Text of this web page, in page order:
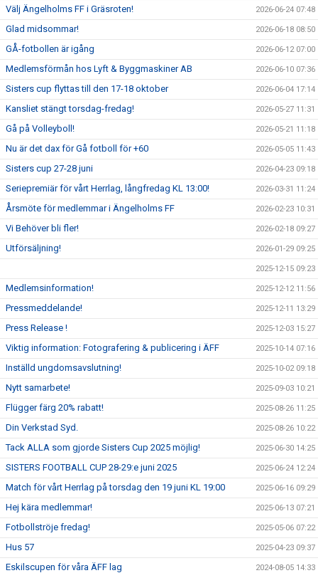
Välj Ängelholms FF i Gräsroten! 2026-06-24 07:48
Glad midsommar! 2026-06-18 08:50
GÅ-fotbollen är igång 2026-06-12 07:00
Medlemsförmån hos Lyft & Byggmaskiner AB 2026-06-10 07:36
Sisters cup flyttas till den 17-18 oktober 2026-06-04 17:14
Kansliet stängt torsdag-fredag! 2026-05-27 11:31
Gå på Volleyboll! 2026-05-21 11:18
Nu är det dax för Gå fotboll för +60 2026-05-05 11:43
Sisters cup 27-28 juni 2026-04-23 09:18
Seriepremiär för vårt Herrlag, långfredag KL 13:00! 2026-03-31 11:24
Årsmöte för medlemmar i Ängelholms FF 2026-02-23 10:31
Vi Behöver bli fler! 2026-02-18 09:27
Utförsäljning! 2026-01-29 09:25
2025-12-15 09:23
Medlemsinformation! 2025-12-12 11:56
Pressmeddelande! 2025-12-11 13:29
Press Release ! 2025-12-03 15:27
Viktig information: Fotografering & publicering i ÄFF 2025-10-14 07:16
Inställd ungdomsavslutning! 2025-10-02 09:18
Nytt samarbete! 2025-09-03 10:21
Flügger färg 20% rabatt! 2025-08-26 11:25
Din Verkstad Syd. 2025-08-26 10:22
Tack ALLA som gjorde Sisters Cup 2025 möjlig! 2025-06-30 14:25
SISTERS FOOTBALL CUP 28-29:e juni 2025 2025-06-24 12:24
Match för vårt Herrlag på torsdag den 19 juni KL 19:00 2025-06-16 09:29
Hej kära medlemmar! 2025-06-13 07:21
Fotbollströje fredag! 2025-05-06 07:22
Hus 57 2025-04-23 09:37
Eskilscupen för våra ÄFF lag 2024-08-05 14:33